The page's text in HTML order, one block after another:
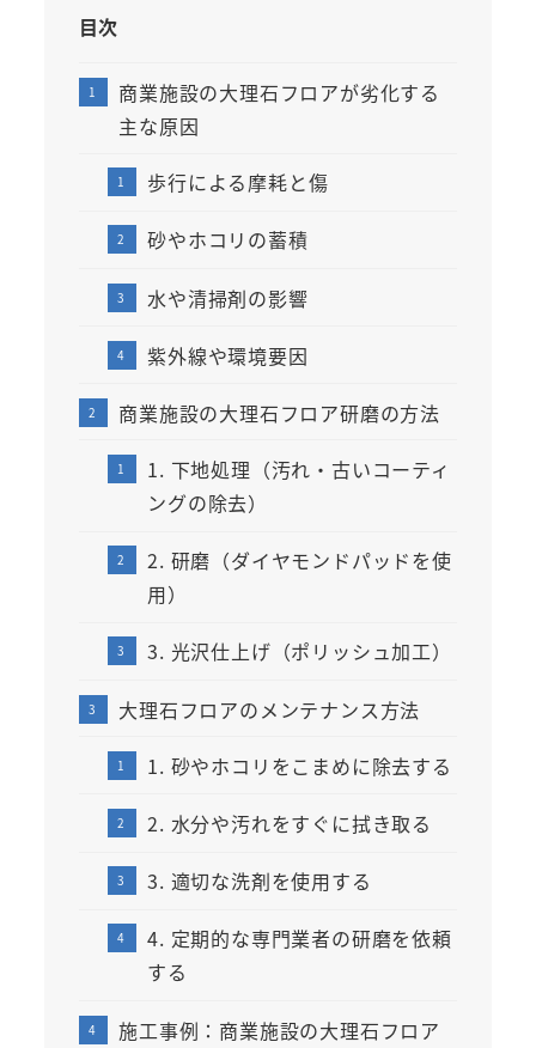
目次
商業施設の大理石フロアが劣化する
主な原因
歩行による摩耗と傷
砂やホコリの蓄積
水や清掃剤の影響
紫外線や環境要因
商業施設の大理石フロア研磨の方法
1. 下地処理（汚れ・古いコーティ
ングの除去）
2. 研磨（ダイヤモンドパッドを使
用）
3. 光沢仕上げ（ポリッシュ加工）
大理石フロアのメンテナンス方法
1. 砂やホコリをこまめに除去する
2. 水分や汚れをすぐに拭き取る
3. 適切な洗剤を使用する
4. 定期的な専門業者の研磨を依頼
する
施工事例：商業施設の大理石フロア